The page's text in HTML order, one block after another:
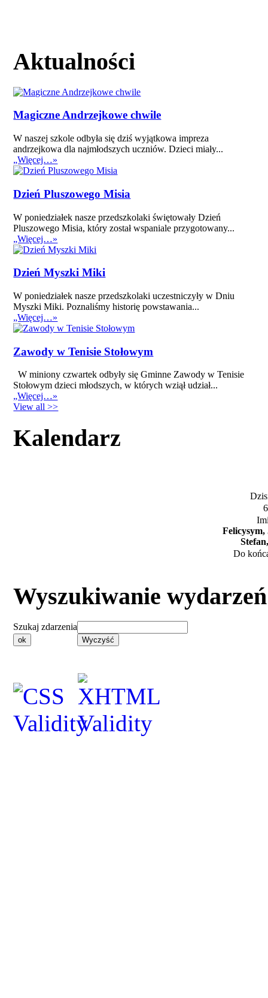
Aktualności
Magiczne Andrzejkowe chwile
W naszej szkole odbyła się dziś wyjątkowa impreza
andrzejkowa dla najmłodszych uczniów. Dzieci miały...
„Więcej…»
Dzień Pluszowego Misia
W poniedziałek nasze przedszkolaki świętowały Dzień
Pluszowego Misia, który został wspaniale przygotowany...
„Więcej…»
Dzień Myszki Miki
W poniedziałek nasze przedszkolaki uczestniczyły w Dniu
Myszki Miki. Poznaliśmy historię powstawania...
„Więcej…»
Zawody w Tenisie Stołowym
W miniony czwartek odbyły się Gminne Zawody w Tenisie
Stołowym dzieci młodszych, w których wziął udział...
„Więcej…»
View all >>
Kalendarz
Felicysym,
Do
Wyszukiwanie wydarzeń
Szukaj zdarzenia